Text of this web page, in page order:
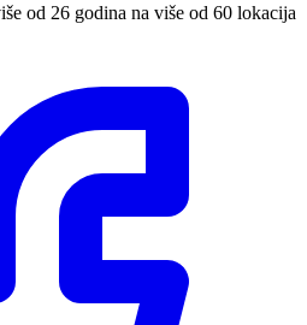
od 26 godina na više od 60 lokacija